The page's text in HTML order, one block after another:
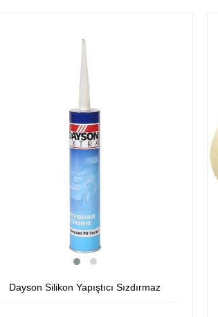
Dayson Silikon Yapıştıcı Sızdırmaz